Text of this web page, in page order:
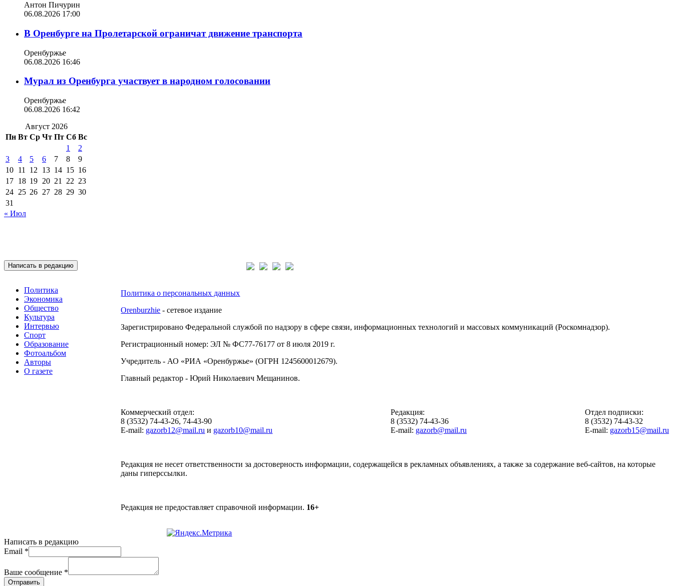
Антон Пичурин
06.08.2026 17:00
В Оренбурге на Пролетарской ограничат движение транспорта
Оренбуржье
06.08.2026 16:46
Мурал из Оренбурга участвует в народном голосовании
Оренбуржье
06.08.2026 16:42
Август 2026
Пн Вт Ср Чт Пт Сб Вс
1
2
3
4 5 6 7 8
9
10 11 12 13 14 15 16
17 18 19 20 21 22 23
24 25 26 27 28 29 30
31
« Июл
Написать в редакцию
Политика
Экономика
Общество
Культура
Интервью
Спорт
Образование
Фотоальбом
Авторы
О газете
Политика о персональных данных
Orenburzhie - сетевое издание
Зарегистрировано Федеральной службой по надзору в сфере связи, информационных технологий и массовых коммуникаций (Роскомнадзор).
Регистрационный номер: ЭЛ № ФС77-76177 от 8 июля 2019 г.
Учредитель - АО «РИА «Оренбуржье» (ОГРН 1245600012679).
Главный редактор - Юрий Николаевич Мещанинов.
Коммерческий отдел:
8 (3532) 74-43-26, 74-43-90
E-mail: gazorb12@mail.ru и gazorb10@mail.ru
Редакция:
8 (3532) 74-43-36
E-mail: gazorb@mail.ru
Отдел подписки:
8 (3532) 74-43-32
E-mail: gazorb15@mail.ru
Редакция не несет ответственности за достоверность информации, содержащейся в рекламных объявлениях, а также за содержание веб-сайтов, на которые
даны гиперссылки.
Редакция не предоставляет справочной информации. 16+
Написать в редакцию
Email *
Ваше сообщение *
Отправить